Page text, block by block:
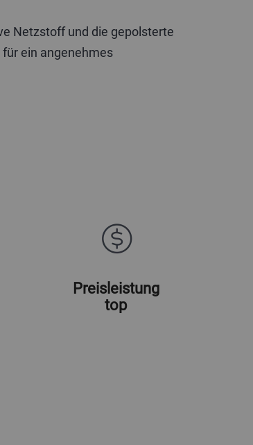
Netzstoff und die gepolsterte
ein angenehmes
Preisleistung
top